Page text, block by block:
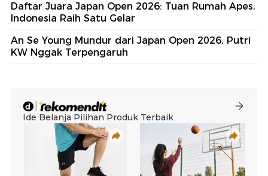
Daftar Juara Japan Open 2026: Tuan Rumah Apes,
Indonesia Raih Satu Gelar
An Se Young Mundur dari Japan Open 2026, Putri
KW Nggak Terpengaruh